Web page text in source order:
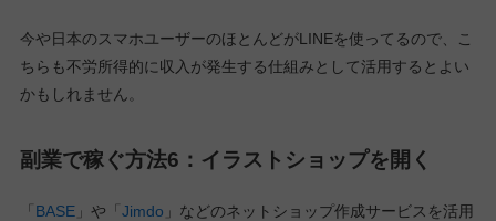
今や日本のスマホユーザーのほとんどがLINEを使ってるので、こ
ちらも不労所得的に収入が発生する仕組みとして活用するとよい
かもしれません。
副業で稼ぐ方法6：イラストショップを開く
「 BASE」や「 Jimdo 」などのネットショップ作成サービスを活用